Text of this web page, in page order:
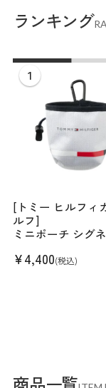
ランキング
[トミー ヒルフィ
ルフ]
ミニポーチ シグ
¥4,400(税込)